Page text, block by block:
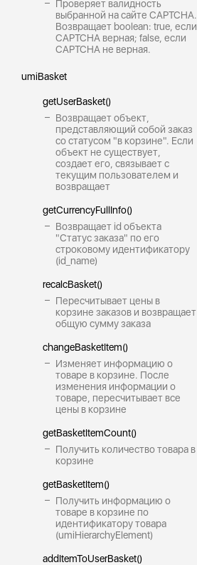
Проверяет валидность
выбранной на сайте CAPTCHA.
Возвращает boolean: true, если
CAPTCHA верная; false, если
CAPTCHA не верная.
umiBasket
getUserBasket()
Возвращает объект,
представляющий собой заказ
со статусом "в корзине". Если
объект не существует,
создает его, связывает с
текущим пользователем и
возвращает
getCurrencyFullInfo()
Возвращает id объекта
"Статус заказа" по его
строковому идентификатору
(id_name)
recalcBasket()
Пересчитывает цены в
корзине заказов и возвращает
общую сумму заказа
changeBasketItem()
Изменяет информацию о
товаре в корзине. После
изменения информации о
товаре, пересчитывает все
цены в корзине
getBasketItemCount()
Получить количество товара в
корзине
getBasketItem()
Получить информацию о
товаре в корзине по
идентификатору товара
(umiHierarchyElement)
addItemToUserBasket()